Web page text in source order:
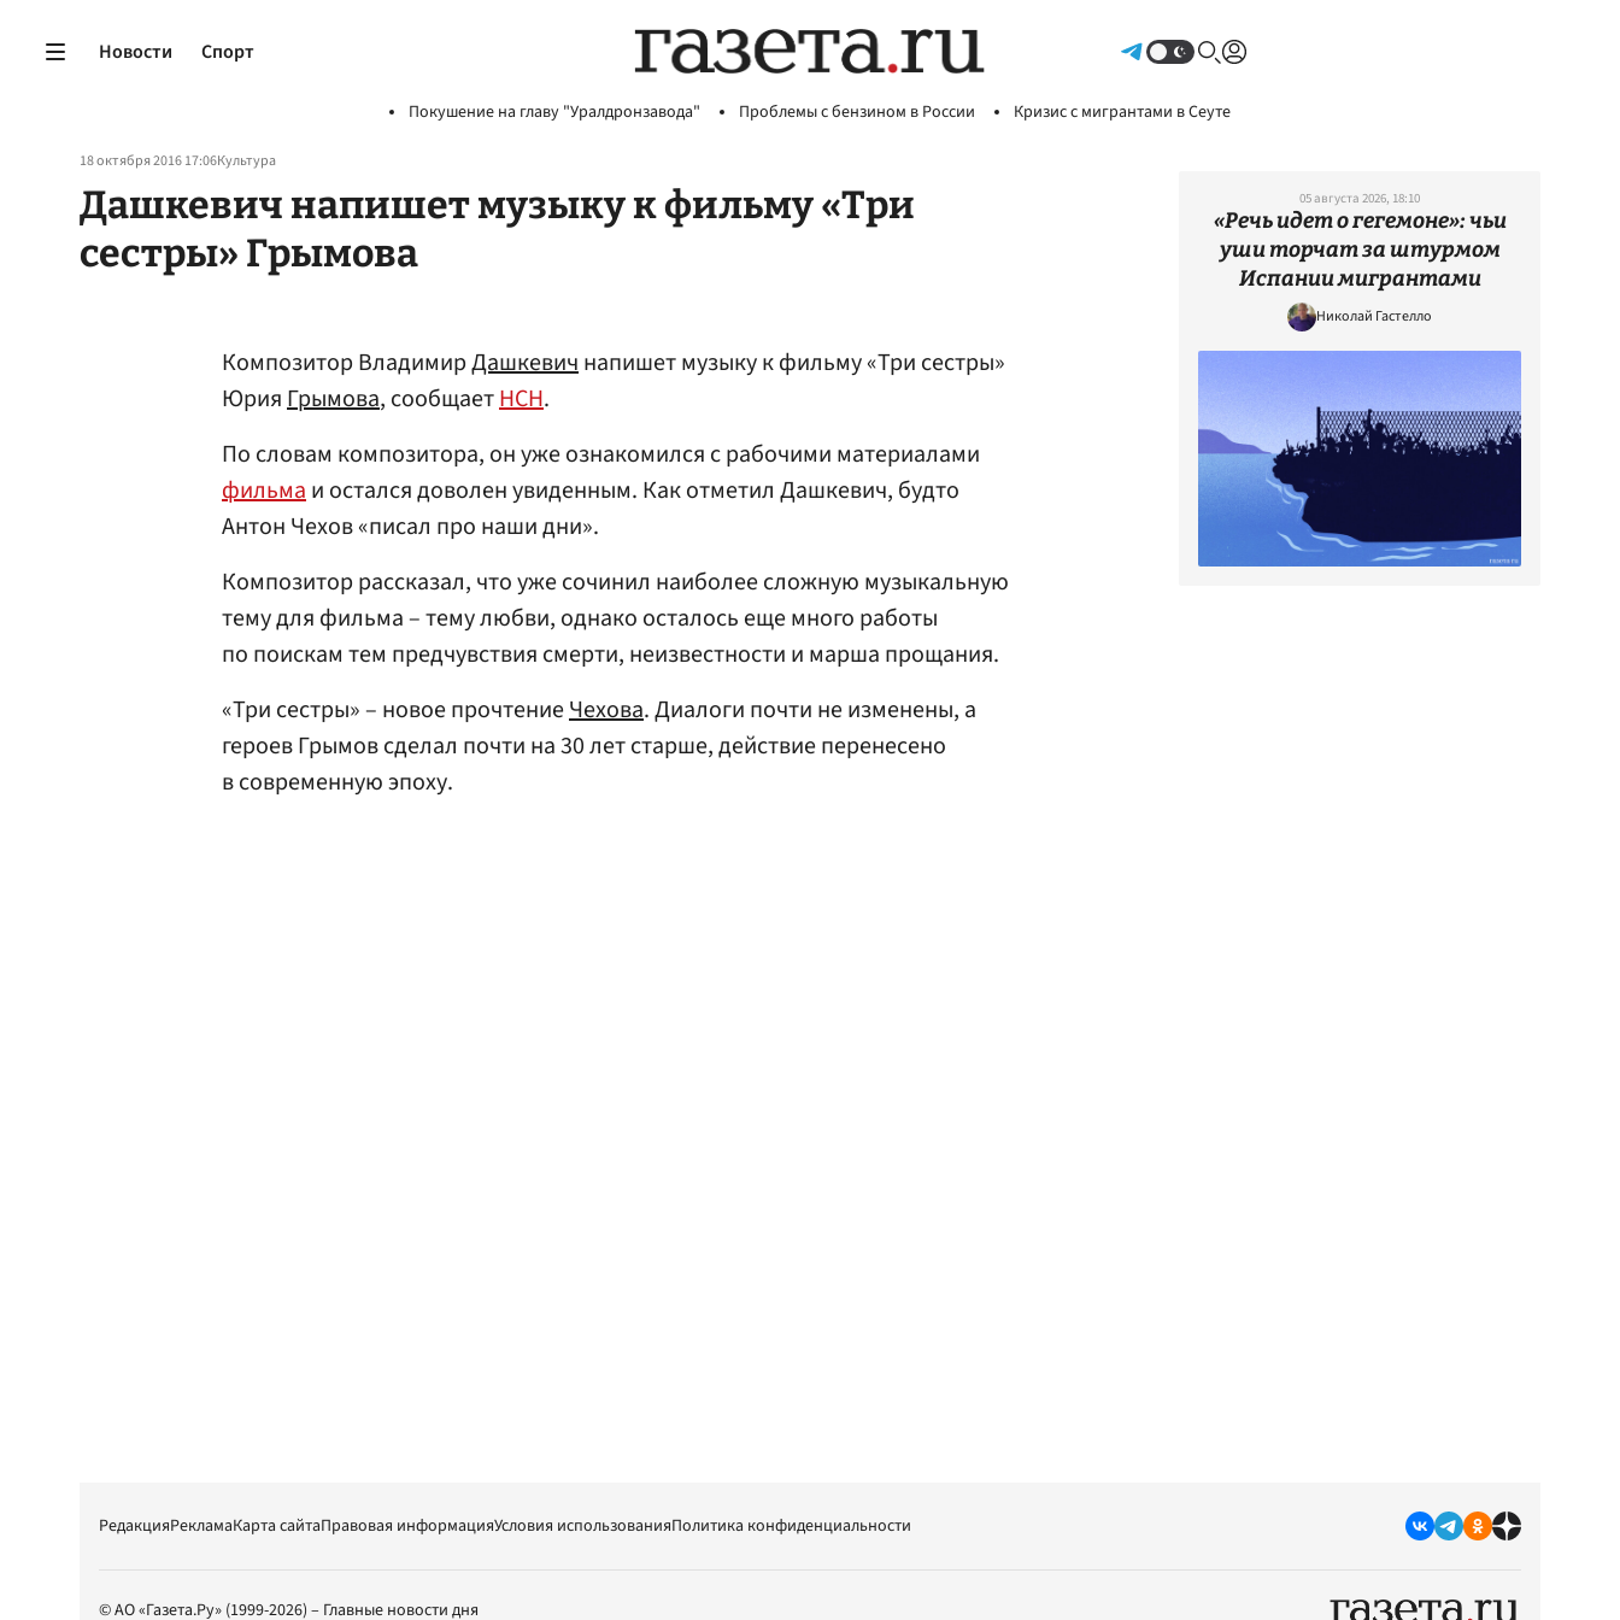
Новости Спорт
Покушение на главу "Уралдронзавода" Проблемы с бензином в России Кризис с мигрантами в Сеуте
18 октября 2016 17:06Культура
Дашкевич напишет музыку к фильму «Три
сестры» Грымова
Композитор ВладимирДашкевичнапишет музыку к фильму «Три сестры»
ЮрияГрымова, сообщаетНСН.
По словам композитора, он уже ознакомился с рабочими материалами
фильмаи остался доволен увиденным. Как отметил Дашкевич, будто
Антон Чехов «писал про наши дни».
Композитор рассказал, что уже сочинил наиболее сложную музыкальную
тему для фильма – тему любви, однако осталось еще много работы
по поискам тем предчувствия смерти, неизвестности и марша прощания.
«Три сестры» – новое прочтениеЧехова. Диалоги почти не изменены, а
героев Грымов сделал почти на 30 лет старше, действие перенесено
в современную эпоху.
05 августа 2026, 18:10
«Речь идет о гегемоне»: чьи
уши торчат за штурмом
Испании мигрантами
Николай Гастелло
РедакцияРекламаКарта сайтаПравовая информацияУсловия использованияПолитика конфиденциальности
© АО «Газета.Ру» (1999-2026) – Главные новости дня